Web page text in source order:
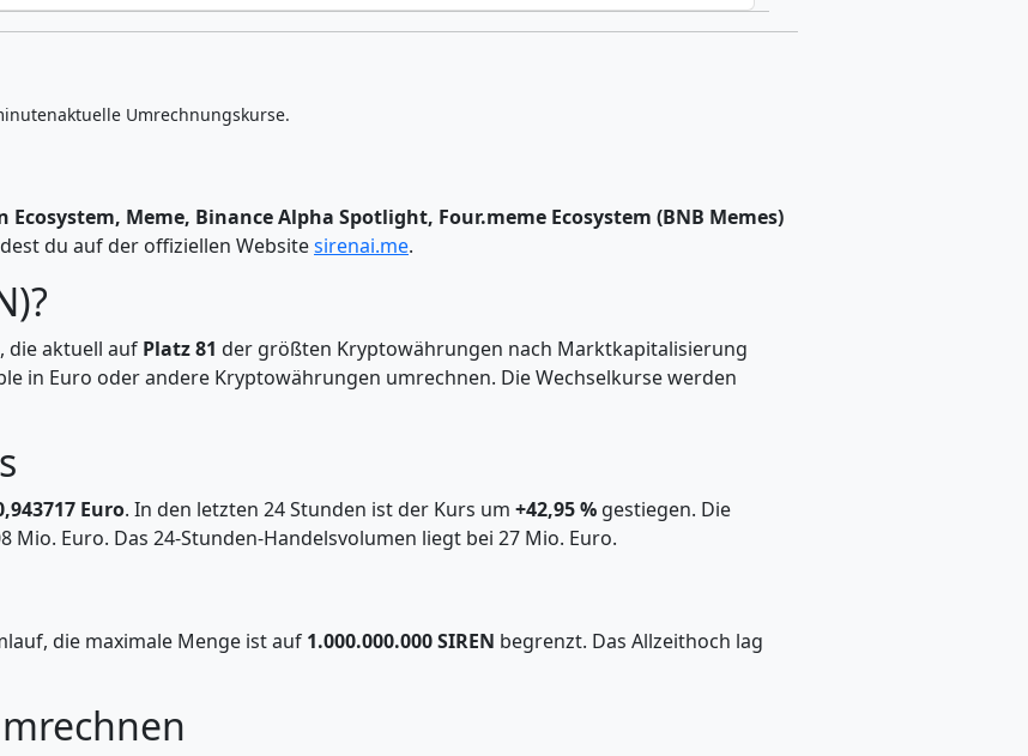
Umrechnungskurse.
Ecosystem, Meme, Binance Alpha Spotlight, Four.meme Ecosystem (BNB Memes)
du auf der offiziellen Websitesirenai.me.
die aktuell auf Platz 81 der größten Kryptowährungen nach Marktkapitalisierung
in Euro oder andere Kryptowährungen umrechnen. Die Wechselkurse werden
Euro. In den letzten 24 Stunden ist der Kurs um +42,95 % gestiegen. Die
Euro. Das 24-Stunden-Handelsvolumen liegt bei 27 Mio. Euro.
die maximale Menge ist auf 1.000.000.000 SIREN begrenzt. Das Allzeithoch lag